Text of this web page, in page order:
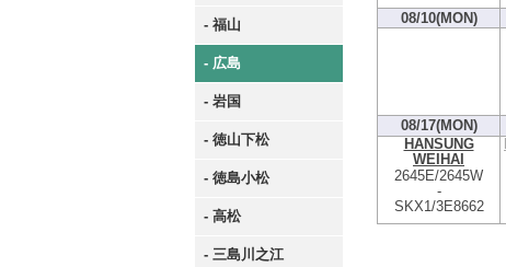
- 福山
- 広島
- 岩国
- 徳山下松
- 徳島小松
- 高松
- 三島川之江
08/10(MON)
08/17(MON)
HANSUNG
WEIHAI
2645E/2645W
-
SKX1/3E8662